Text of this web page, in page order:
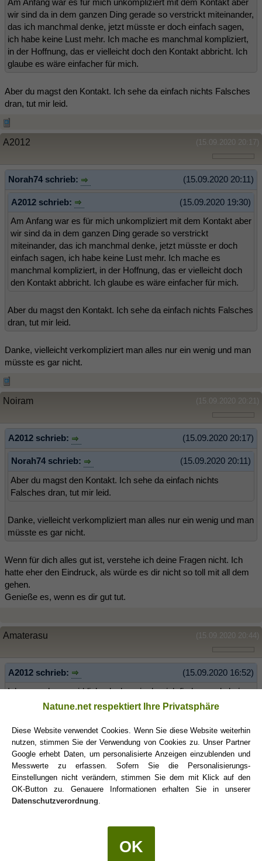
Am Anfang war es für mich unkompliziert mit dem Kontakt aber
wir sind da in dem ganzen Ding gerade so verstrickt miteinander,
das ich manchmal denke, jetzt müsste er doch einfach sagen,
ich habe keine Lust mehr. Ich mache es manchmal kompliziert,
in der Hoffnung, das er vielleicht doch den Kontakt abbricht. Ich
glaube es wäre einfacher für mich.
Aber du magst den Kontakt. Ich sehe da einfach nichts Falsches
dran, tut mir leid.
(15.09.2020 20:17)
A2012
(15.09.2020 20:11)
Norah74 schrieb:
(15.09.2020 19:30)
A2012 schrieb:
Am Anfang war es für mich unkompliziert mit dem Kontakt aber
wir sind da in dem ganzen Ding gerade so verstrickt
miteinander, das ich manchmal denke, jetzt müsste er doch
einfach sagen, ich habe keine Lust mehr. Ich mache es
manchmal kompliziert, in der Hoffnung, das er vielleicht doch
den Kontakt abbricht. Ich glaube es wäre einfacher für mich.
Aber du magst den Kontakt. Ich sehe da einfach nichts Falsches
dran, tut mir leid.
Danke, vielleicht verkompliziert man alles nur ein wenig und man
müsste es gar nicht.
(15.09.2020 20:21)
Noiram
(15.09.2020 20:17)
A2012 schrieb:
(15.09.2020 20:11)
Norah74 schrieb:
Aber du magst den Kontakt. Ich sehe da einfach nichts
Falsches dran, tut mir leid.
Danke, vielleicht verkompliziert man alles nur ein wenig und man
müsste es gar nicht.
Wenn für dich alles gut ist, verstehe ich deine Fragen nicht. Ich
hatte eher den Eindruck, als würde es dir nicht so toll mit all dem
gehen.
Genieße es, wenn es dir gut tut.
(15.09.2020 20:44)
Amaterasu
(15.09.2020 16:52)
A2012 schrieb:
Ich versuche es wirklich, glaube mir aber ich finde gerade keinen
Keinen Wog wohin? Damit du einen Weg findest, musst du wissen
wohin du willst, wohin dieser Weg führen soll.
Aber du drückst dich darum, dir selbet ins Gesicht zu sehen. Das
ist mein Eindruck. Du kannst nicht bennenen was genau dein
Problem ist, du weißt nicht was du willst, oder du willst es dir nicht
eingestehen.
Natune.net respektiert Ihre Privatsphäre
Diese Website verwendet Cookies. Wenn Sie diese Website weiterhin
nutzen, stimmen Sie der Verwendung von Cookies zu. Unser Partner
Google erhebt Daten, um personalisierte Anzeigen einzublenden und
Messwerte zu erfassen. Sofern Sie die Personalisierungs-
Einstellungen nicht verändern, stimmen Sie dem mit Klick auf den
OK-Button zu. Genauere Informationen erhalten Sie in unserer
Datenschutzverordnung
OK